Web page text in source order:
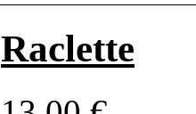
Raclette